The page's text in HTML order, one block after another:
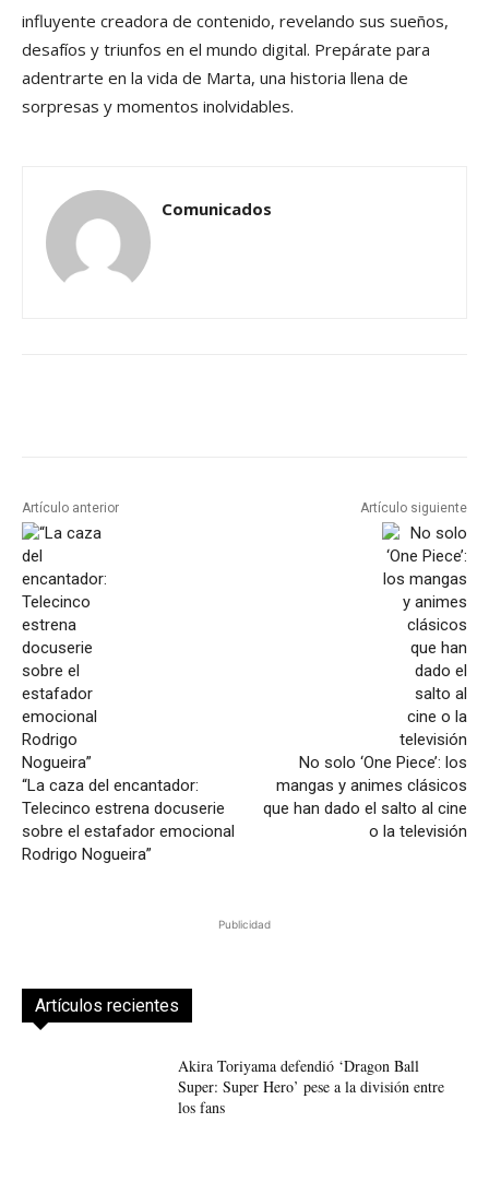
influyente creadora de contenido, revelando sus sueños,
desafíos y triunfos en el mundo digital. Prepárate para
adentrarte en la vida de Marta, una historia llena de
sorpresas y momentos inolvidables.
Comunicados
Artículo anterior
“La caza del encantador:
Telecinco estrena docuserie
sobre el estafador emocional
Rodrigo Nogueira”
Artículo siguiente
No solo ‘One Piece’: los
mangas y animes clásicos
que han dado el salto al cine
o la televisión
Publicidad
Artículos recientes
Akira Toriyama defendió ‘Dragon Ball
Super: Super Hero’ pese a la división entre
los fans